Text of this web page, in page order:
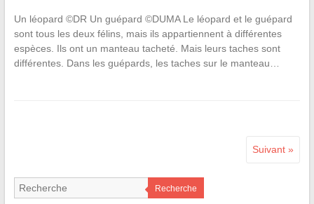
Un léopard ©DR Un guépard ©DUMA Le léopard et le guépard
sont tous les deux félins, mais ils appartiennent à différentes
espèces. Ils ont un manteau tacheté. Mais leurs taches sont
différentes. Dans les guépards, les taches sur le manteau…
Suivant »
Recherche